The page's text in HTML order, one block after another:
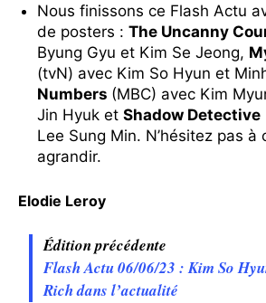
Nous finissons ce Flash Actu
de posters : The Uncanny
Byung Gyu et Kim Se Jeong,
(tvN) avec Kim So Hyun et
Numbers (MBC) avec Kim
Jin Hyuk et Shadow Detective
Lee Sung Min. N’hésitez pas à
agrandir.
Elodie Leroy
Édition précédente
Flash Actu 06/06/23 : Kim So
Rich dans l’actualité